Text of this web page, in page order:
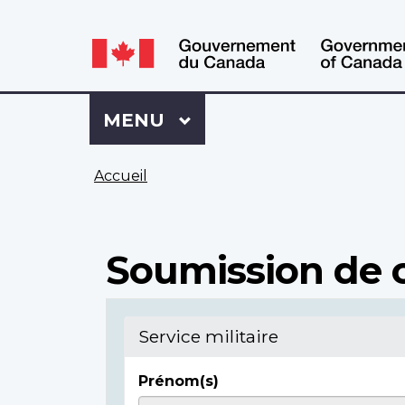
Language
switcher
Language
switcher
Se
connecter
à
Dossier
Menu
MENU PRINCIPAL
Accueil
Soumission de
Service militaire
Prénom(s)